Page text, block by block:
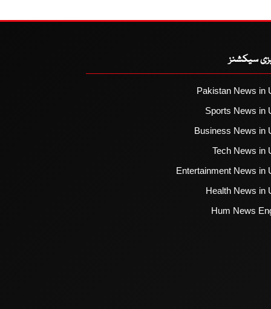
سیکشنز
Pakistan News in
Sports News in
Business News in
Tech News in
Entertainment News in
Health News in
Hum News